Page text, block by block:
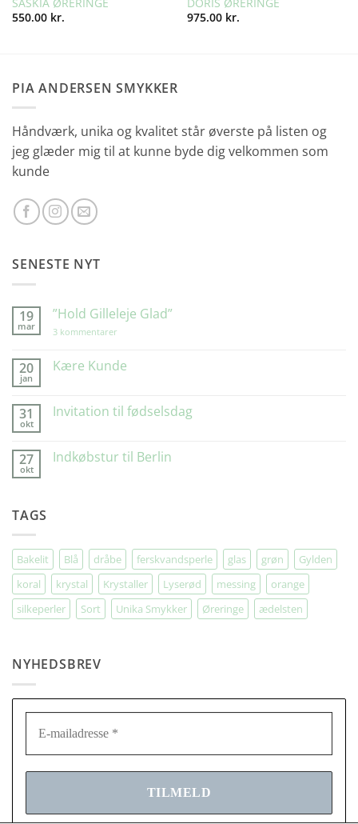
550.00 kr.
975.00 kr.
PIA ANDERSEN SMYKKER
Håndværk, unika og kvalitet står øverste på listen og
jeg glæder mig til at kunne byde dig velkommen som
kunde
SENESTE NYT
19
mar
”Hold Gilleleje Glad”
3 kommentarer
Glad”
20
jan
Kære Kunde
Kære
31
okt
Invitation til fødselsdag
Invitation
27
okt
Indkøbstur til Berlin
TAGS
Bakelit Blå dråbe ferskvandsperle glas grøn
Gylden
koral
krystal Krystaller Lyserød messing
orange
silkeperler
Sort Unika Smykker Øreringe ædelsten
NYHEDSBREV